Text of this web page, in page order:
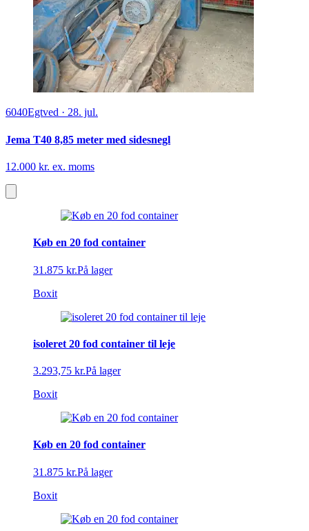
6040Egtved · 28. jul.
Jema T40 8,85 meter med sidesnegl
12.000 kr. ex. moms
Køb en 20 fod container
31.875 kr.På lager
Boxit
isoleret 20 fod container til leje
3.293,75 kr.På lager
Boxit
Køb en 20 fod container
31.875 kr.På lager
Boxit